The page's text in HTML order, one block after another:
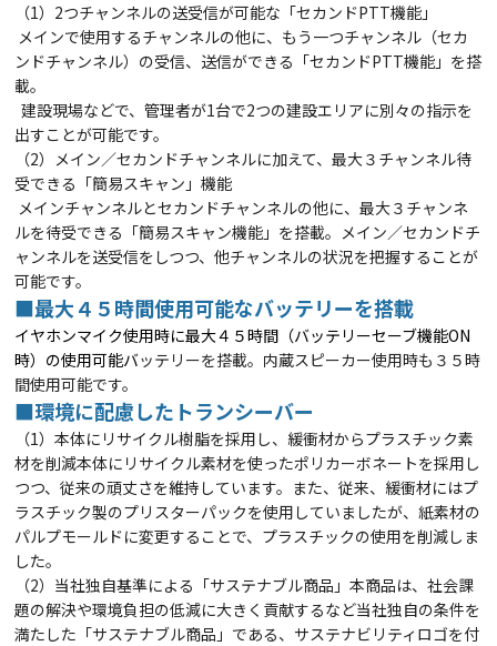
（1）2つチャンネルの送受信が可能な「セカンドPTT機能」
メインで使用するチャンネルの他に、もう一つチャンネル（セカ
ンドチャンネル）の受信、送信ができる「セカンドPTT機能」を搭
載。
建設現場などで、管理者が1台で2つの建設エリアに別々の指示を
出すことが可能です。
（2）メイン／セカンドチャンネルに加えて、最大３チャンネル待
受できる「簡易スキャン」機能
メインチャンネルとセカンドチャンネルの他に、最大３チャンネ
ルを待受できる「簡易スキャン機能」を搭載。メイン／セカンドチ
ャンネルを送受信をしつつ、他チャンネルの状況を把握することが
可能です。
■最大４５時間使用可能なバッテリーを搭載
イヤホンマイク使用時に最大４５時間（バッテリーセーブ機能ON
時）の使用可能バッテリーを搭載。内蔵スピーカー使用時も３５時
間使用可能です。
■環境に配慮したトランシーバー
（1）本体にリサイクル樹脂を採用し、緩衝材からプラスチック素
材を削減本体にリサイクル素材を使ったポリカーボネートを採用し
つつ、従来の頑丈さを維持しています。また、従来、緩衝材にはプ
ラスチック製のプリスターパックを使用していましたが、紙素材の
パルプモールドに変更することで、プラスチックの使用を削減しま
した。
（2）当社独自基準による「サステナブル商品」本商品は、社会課
題の解決や環境負担の低減に大きく貢献するなど当社独自の条件を
満たした「サステナブル商品」である、サステナビリティロゴを付